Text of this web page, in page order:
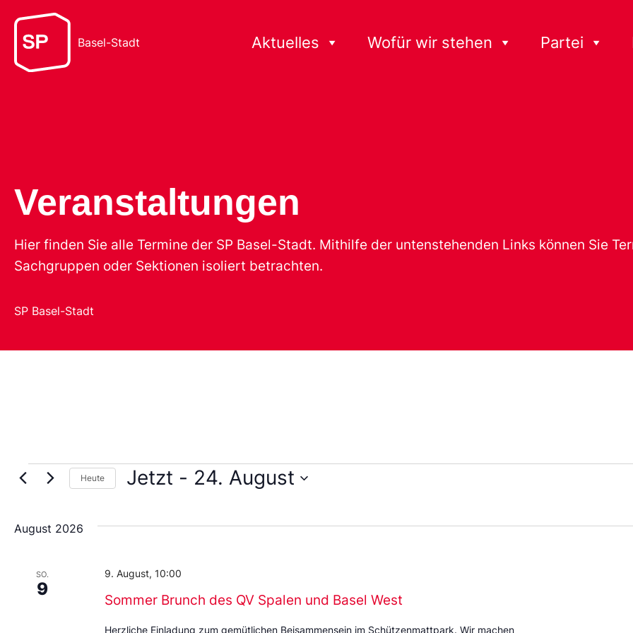
Basel-Stadt Aktuelles Wofür wir stehen Partei
Veranstaltungen
Hier finden Sie alle Termine der SP Basel-Stadt. Mithilfe der untenstehenden Links können Sie
Sachgruppen oder Sektionen isoliert betrachten.
SP Basel-Stadt
Heute Jetzt - 24. August
das
August 2026
SO.
9
Sommer Brunch des QV Spalen und Basel West
9. August, 10:00
Herzliche Einladung zum gemütlichen Beisammensein im Schützenmattpark. Wir machen